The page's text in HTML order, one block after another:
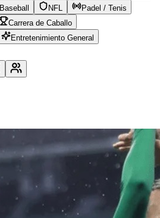
Baseball NFL
Padel / Tenis
Carrera de Caballo
Entretenimiento General